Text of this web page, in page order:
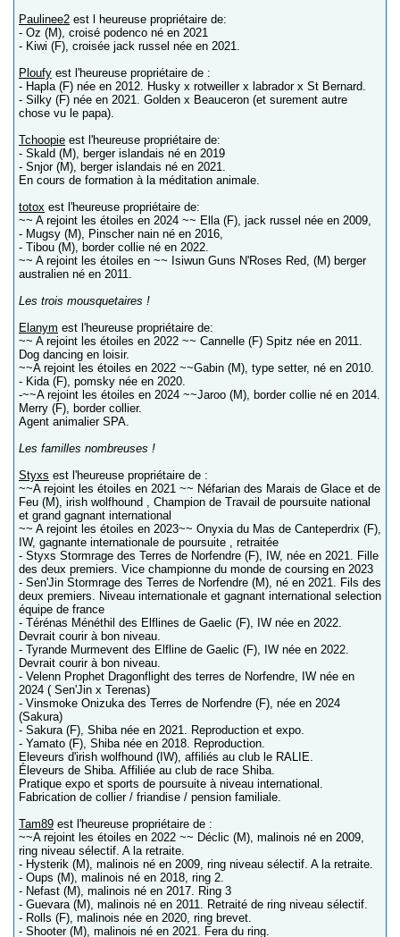
Paulinee2 est l heureuse propriétaire de:
- Oz (M), croisé podenco né en 2021
- Kiwi (F), croisée jack russel née en 2021.
Ploufy est l'heureuse propriétaire de :
- Hapla (F) née en 2012. Husky x rotweiller x labrador x St Bernard.
- Silky (F) née en 2021. Golden x Beauceron (et surement autre
chose vu le papa).
Tchoopie est l'heureuse propriétaire de:
- Skald (M), berger islandais né en 2019
- Snjor (M), berger islandais né en 2021.
En cours de formation à la méditation animale.
totox est l'heureuse propriétaire de:
~~ A rejoint les étoiles en 2024 ~~ Ella (F), jack russel née en 2009,
- Mugsy (M), Pinscher nain né en 2016,
- Tibou (M), border collie né en 2022.
~~ A rejoint les étoiles en ~~ Isiwun Guns N'Roses Red, (M) berger
australien né en 2011.
Les trois mousquetaires !
Elanym est l'heureuse propriétaire de:
~~ A rejoint les étoiles en 2022 ~~ Cannelle (F) Spitz née en 2011.
Dog dancing en loisir.
~~A rejoint les étoiles en 2022 ~~Gabin (M), type setter, né en 2010.
- Kida (F), pomsky née en 2020.
-~~A rejoint les étoiles en 2024 ~~Jaroo (M), border collie né en 2014.
Merry (F), border collier.
Agent animalier SPA.
Les familles nombreuses !
Styxs est l'heureuse propriétaire de :
~~A rejoint les étoiles en 2021 ~~ Néfarian des Marais de Glace et de
Feu (M), irish wolfhound , Champion de Travail de poursuite national
et grand gagnant international
~~ A rejoint les étoiles en 2023~~ Onyxia du Mas de Canteperdrix (F),
IW, gagnante internationale de poursuite , retraitée
- Styxs Stormrage des Terres de Norfendre (F), IW, née en 2021. Fille
des deux premiers. Vice championne du monde de coursing en 2023
- Sen'Jin Stormrage des Terres de Norfendre (M), né en 2021. Fils des
deux premiers. Niveau internationale et gagnant international selection
équipe de france
- Térénas Ménéthil des Elflines de Gaelic (F), IW née en 2022.
Devrait courir à bon niveau.
- Tyrande Murmevent des Elfline de Gaelic (F), IW née en 2022.
Devrait courir à bon niveau.
- Velenn Prophet Dragonflight des terres de Norfendre, IW née en
2024 ( Sen'Jin x Terenas)
- Vinsmoke Onizuka des Terres de Norfendre (F), née en 2024
(Sakura)
- Sakura (F), Shiba née en 2021. Reproduction et expo.
- Yamato (F), Shiba née en 2018. Reproduction.
Eleveurs d'irish wolfhound (IW), affiliés au club le RALIE.
Éleveurs de Shiba. Affiliée au club de race Shiba.
Pratique expo et sports de poursuite à niveau international.
Fabrication de collier / friandise / pension familiale.
Tam89 est l'heureuse propriétaire de :
~~A rejoint les étoiles en 2022 ~~ Déclic (M), malinois né en 2009,
ring niveau sélectif. A la retraite.
- Hysterik (M), malinois né en 2009, ring niveau sélectif. A la retraite.
- Oups (M), malinois né en 2018, ring 2.
- Nefast (M), malinois né en 2017. Ring 3
- Guevara (M), malinois né en 2011. Retraité de ring niveau sélectif.
- Rolls (F), malinois née en 2020, ring brevet.
- Shooter (M), malinois né en 2021. Fera du ring.